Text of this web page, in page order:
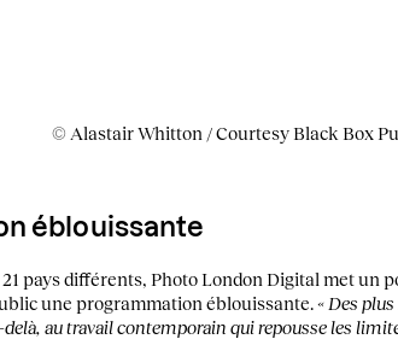
© Alastair Whitton / Courtesy Black Box
éblouissante
pays différents, Photo London Digital met un
une programmation éblouissante.« Des
delà, au travail contemporain qui repousse les